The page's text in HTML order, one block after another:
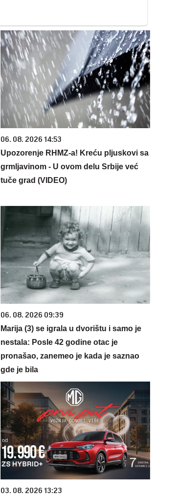
06. 08. 2026 14:53
Upozorenje RHMZ-a! Kreću pljuskovi sa
grmljavinom - U ovom delu Srbije već
tuče grad (VIDEO)
06. 08. 2026 09:39
Marija (3) se igrala u dvorištu i samo je
nestala: Posle 42 godine otac je
pronašao, zanemeo je kada je saznao
gde je bila
03. 08. 2026 13:23